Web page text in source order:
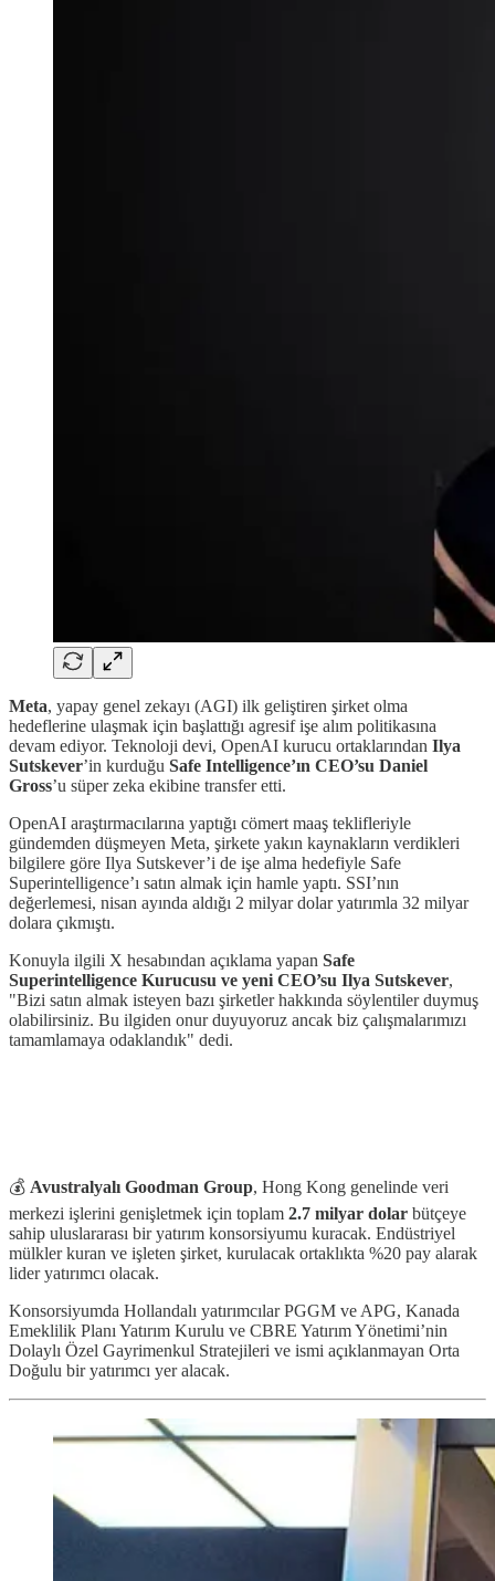
Meta, yapay genel zekayı (AGI) ilk geliştiren şirket olma
hedeflerine ulaşmak için başlattığı agresif işe alım politikasına
devam ediyor. Teknoloji devi, OpenAI kurucu ortaklarından Ilya
Sutskever’in kurduğu Safe Intelligence’ın CEO’su Daniel
Gross’u süper zeka ekibine transfer etti.
OpenAI araştırmacılarına yaptığı cömert maaş teklifleriyle
gündemden düşmeyen Meta, şirkete yakın kaynakların verdikleri
bilgilere göre Ilya Sutskever’i de işe alma hedefiyle Safe
Superintelligence’ı satın almak için hamle yaptı. SSI’nın
değerlemesi, nisan ayında aldığı 2 milyar dolar yatırımla 32 milyar
dolara çıkmıştı.
Konuyla ilgili X hesabından açıklama yapan Safe
Superintelligence Kurucusu ve yeni CEO’su Ilya Sutskever,
"Bizi satın almak isteyen bazı şirketler hakkında söylentiler duymuş
olabilirsiniz. Bu ilgiden onur duyuyoruz ancak biz çalışmalarımızı
tamamlamaya odaklandık" dedi.
💰 Avustralyalı Goodman Group, Hong Kong genelinde veri
merkezi işlerini genişletmek için toplam 2.7 milyar dolar bütçeye
sahip uluslararası bir yatırım konsorsiyumu kuracak. Endüstriyel
mülkler kuran ve işleten şirket, kurulacak ortaklıkta %20 pay alarak
lider yatırımcı olacak.
Konsorsiyumda Hollandalı yatırımcılar PGGM ve APG, Kanada
Emeklilik Planı Yatırım Kurulu ve CBRE Yatırım Yönetimi’nin
Dolaylı Özel Gayrimenkul Stratejileri ve ismi açıklanmayan Orta
Doğulu bir yatırımcı yer alacak.